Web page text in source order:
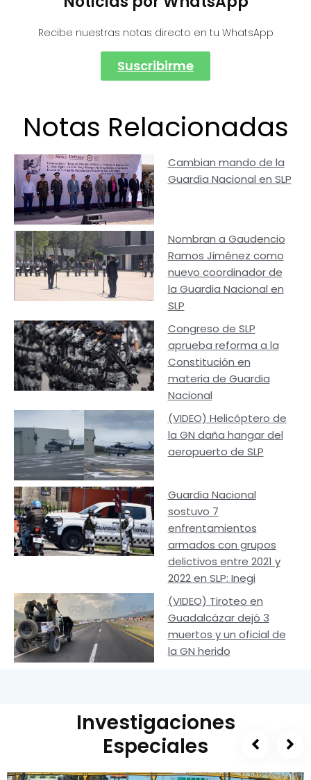
Recibe nuestras notas directo en tu WhatsApp
Suscribirme
Notas Relacionadas
Cambian mando de la
Guardia Nacional en SLP
Nombran a Gaudencio
Ramos Jiménez como
nuevo coordinador de
la Guardia Nacional en
SLP
Congreso de SLP
aprueba reforma a la
Constitución en
materia de Guardia
Nacional
(VIDEO) Helicóptero de
la GN daña hangar del
aeropuerto de SLP
Guardia Nacional
sostuvo 7
enfrentamientos
armados con grupos
delictivos entre 2021 y
2022 en SLP: Inegi
(VIDEO) Tiroteo en
Guadalcázar dejó 3
muertos y un oficial de
la GN herido
Investigaciones
Especiales